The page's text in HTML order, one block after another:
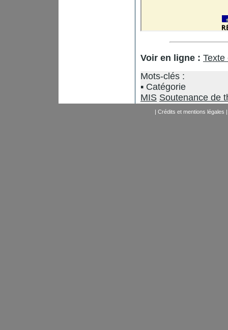
Voir en ligne : Texte
Mots-clés :
Catégorie
MIS Soutenance de
| Crédits et mentions légales